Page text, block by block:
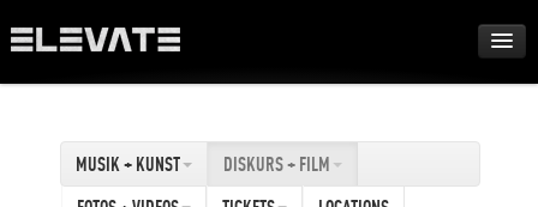
AWARDS
MUSIK + KUNST
DISKURS + FILM